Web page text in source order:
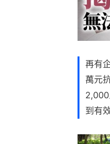
再有
萬元
2,000
到有